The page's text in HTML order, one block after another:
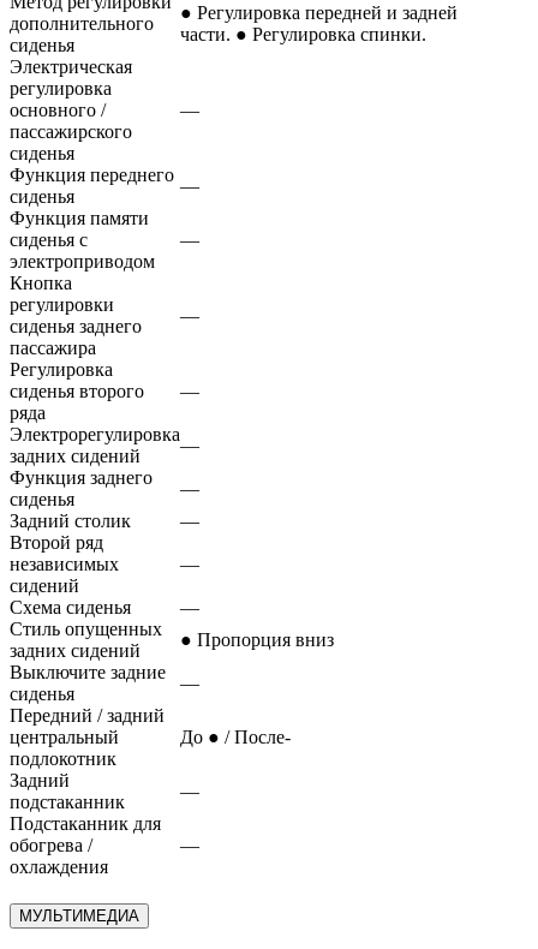
дополнительного
сиденья
● Регулировка передней и задней
части. ● Регулировка спинки.
Электрическая
регулировка
основного /
пассажирского
сиденья
—
Функция переднего
сиденья
—
Функция памяти
сиденья с
электроприводом
—
Кнопка
регулировки
сиденья заднего
пассажира
—
Регулировка
сиденья второго
ряда
—
Электрорегулировка
задних сидений
—
Функция заднего
сиденья
—
Задний столик
—
Второй ряд
независимых
сидений
—
Схема сиденья
—
Стиль опущенных
задних сидений
● Пропорция вниз
Выключите задние
сиденья
—
Передний / задний
центральный
подлокотник
До ● / После-
Задний
подстаканник
—
Подстаканник для
обогрева /
охлаждения
—
МУЛЬТИМЕДИА